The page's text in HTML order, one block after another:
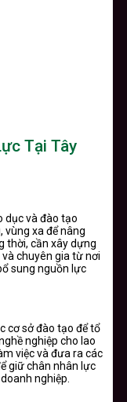
Tại Tây
dục và đào tạo
vùng xa để nâng
thời, cần xây dựng
chuyên gia từ nơi
sung nguồn lực
cơ sở đào tạo để tổ
nghiệp cho lao
việc và đưa ra các
giữ chân nhân lực
nghiệp.